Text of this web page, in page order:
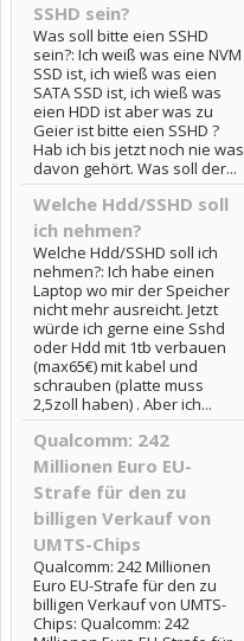
SSHD sein?
Was soll bitte eien SSHD
sein?: Ich weiß was eine NVM
SSD ist, ich wieß was eien
SATA SSD ist, ich wieß was
eien HDD ist aber was zu
Geier ist bitte eien SSHD ?
Hab ich bis jetzt noch nie was
davon gehört. Was soll der...
Welche Hdd/SSHD soll
ich nehmen?
Welche Hdd/SSHD soll ich
nehmen?: Ich habe einen
Laptop wo mir der Speicher
nicht mehr ausreicht. Jetzt
würde ich gerne eine Sshd
oder Hdd mit 1tb verbauen
(max65€) mit kabel und
schrauben (platte muss
2,5zoll haben) . Aber ich...
Qualcomm: 242
Millionen Euro EU-
Strafe für den zu
billigen Verkauf von
UMTS-Chips
Qualcomm: 242 Millionen
Euro EU-Strafe für den zu
billigen Verkauf von UMTS-
Chips: Qualcomm: 242